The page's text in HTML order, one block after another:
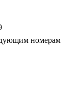
номерам